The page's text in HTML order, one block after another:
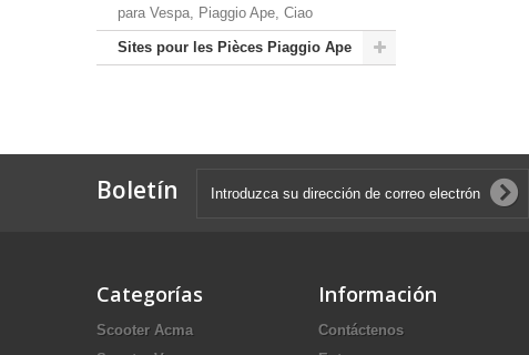
para Vespa, Piaggio Ape, Ciao
Sites pour les Pièces Piaggio Ape
Boletín
Categorías
Scooter Acma
Información
Contáctenos